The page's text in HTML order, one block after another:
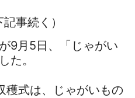
記事続く）
9月5日、「じゃがい
た。
式は、じゃがいもの